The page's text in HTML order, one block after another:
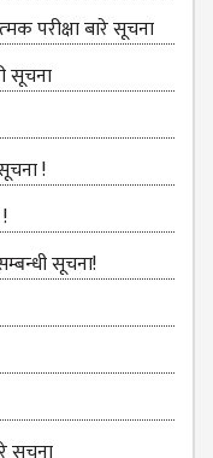
परीक्षा बारे सूचना
सूचना
!
सूचना!